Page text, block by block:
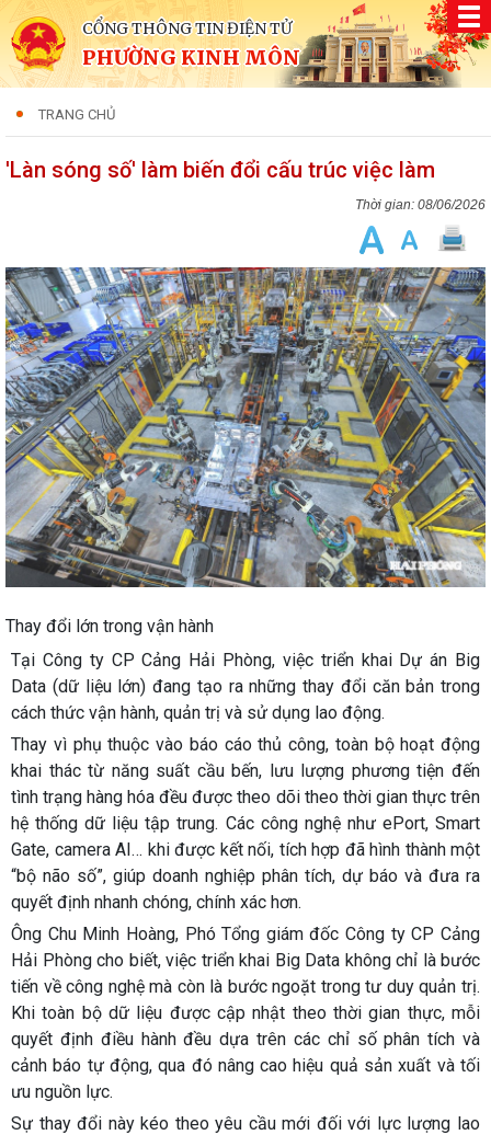
CỔNG THÔNG TIN ĐIỆN TỬ
PHƯỜNG KINH MÔN
TRANG CHỦ
'Làn sóng số' làm biến đổi cấu trúc việc làm
08/06/2026
Thay đổi lớn trong vận hành
Tại Công ty CP Cảng Hải Phòng, việc triển khai Dự án Big
Data (dữ liệu lớn) đang tạo ra những thay đổi căn bản trong
cách thức vận hành, quản trị và sử dụng lao động.
Thay vì phụ thuộc vào báo cáo thủ công, toàn bộ hoạt động
khai thác từ năng suất cầu bến, lưu lượng phương tiện đến
tình trạng hàng hóa đều được theo dõi theo thời gian thực trên
hệ thống dữ liệu tập trung. Các công nghệ như ePort, Smart
Gate, camera AI… khi được kết nối, tích hợp đã hình thành một
“bộ não số”, giúp doanh nghiệp phân tích, dự báo và đưa ra
quyết định nhanh chóng, chính xác hơn.
Ông Chu Minh Hoàng, Phó Tổng giám đốc Công ty CP Cảng
Hải Phòng cho biết, việc triển khai Big Data không chỉ là bước
tiến về công nghệ mà còn là bước ngoặt trong tư duy quản trị.
Khi toàn bộ dữ liệu được cập nhật theo thời gian thực, mỗi
quyết định điều hành đều dựa trên các chỉ số phân tích và
cảnh báo tự động, qua đó nâng cao hiệu quả sản xuất và tối
ưu nguồn lực.
Sự thay đổi này kéo theo yêu cầu mới đối với lực lượng lao